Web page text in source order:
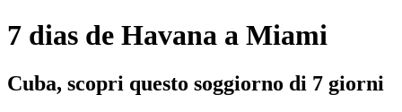
7 dias de Havana a Miami
Cuba, scopri questo soggiorno di 7 giorni